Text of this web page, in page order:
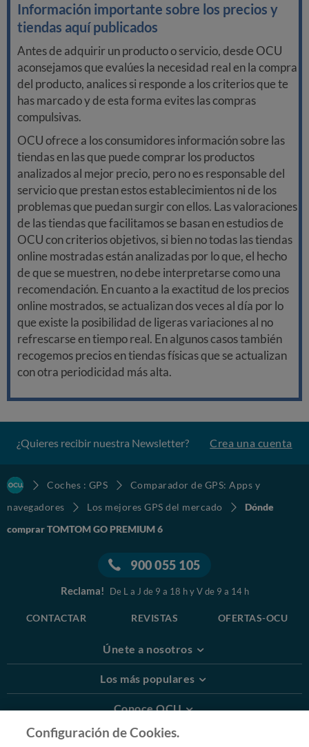
Información importante sobre los precios y
tiendas aquí publicados
Antes de adquirir un producto o servicio, desde OCU
aconsejamos que evalúes la necesidad real en la compra
del producto, analices si responde a los criterios que te
has marcado y de esta forma evites las compras
compulsivas.
OCU ofrece a los consumidores información sobre las
tiendas en las que puede comprar los productos
analizados al mejor precio, pero no es responsable del
servicio que prestan estos establecimientos ni de los
problemas que puedan surgir con ellos. Las valoraciones
de las tiendas que facilitamos se basan en estudios de
OCU con criterios objetivos, si bien no todas las tiendas
online mostradas están analizadas por lo que, el hecho
de que se muestren, no debe interpretarse como una
recomendación. En cuanto a la exactitud de los precios
online mostrados, se actualizan dos veces al día por lo
que existe la posibilidad de ligeras variaciones al no
refrescarse en tiempo real. En algunos casos también
recogemos precios en tiendas físicas que se actualizan
con otra periodicidad más alta.
¿Quieres recibir nuestra Newsletter? Crea una cuenta
Coches : GPS
Comparador de GPS: Apps y
navegadores
Los mejores GPS del mercado
Dónde
comprar TOMTOM GO PREMIUM 6
900 055 105
Reclama! De L a J de 9 a 18 h y V de 9 a 14 h
CONTACTAR REVISTAS OFERTAS-OCU
Únete a nosotros
Los más populares
Conoce OCU
Más Información
Configuración de Cookies.